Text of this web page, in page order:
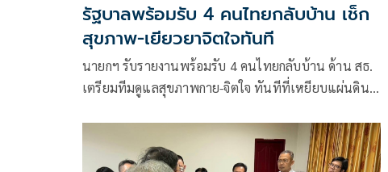
รัฐบาลพร้อมรับ 4 คนไทยกลับบ้าน เช็ก
สุขภาพ-เยียวยาจิตใจทันที
นายกฯ รับรายงานพร้อมรับ 4 คนไทยกลับบ้าน ด้าน สธ.
เตรียมทีมดูแลสุขภาพกาย-จิตใจ ทันทีที่เหยียบแผ่นดิน